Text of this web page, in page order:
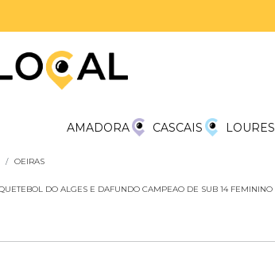
AMADORA CASCAIS LOURES
OEIRAS
DO ALGES E DAFUNDO CAMPEAO DE SUB 14 FEMININO